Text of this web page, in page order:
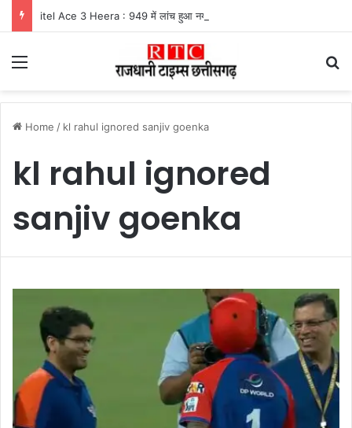
Menu
Home / kl rahul ignored sanjiv goenka
kl rahul ignored
sanjiv goenka